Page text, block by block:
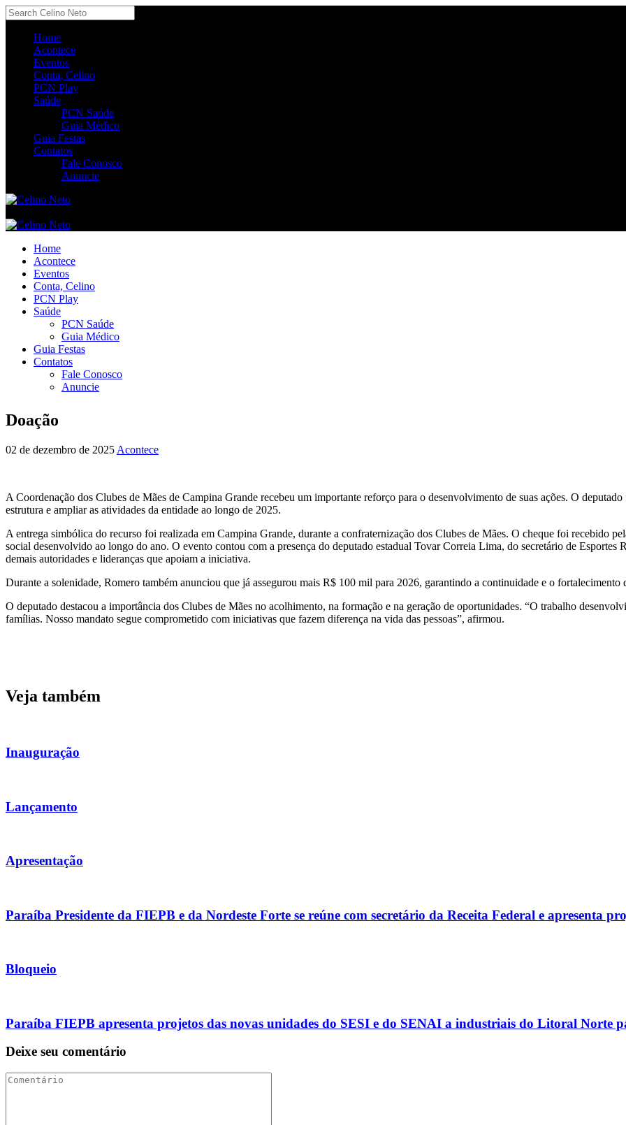
Home
Acontece
Eventos
Conta, Celino
PCN Play
Saúde
PCN Saúde
Guia Médico
Guia Festas
Contatos
Fale Conosco
Anuncie
Home
Acontece
Eventos
Conta, Celino
PCN Play
Saúde
PCN Saúde
Guia Médico
Guia Festas
Contatos
Fale Conosco
Anuncie
Doação
02 de dezembro de 2025 Acontece
A Coordenação dos Clubes de Mães de Campina Grande recebeu um importante reforço para o desenvolvimento de suas ações. O
estrutura e ampliar as atividades da entidade ao longo de 2025.
A entrega simbólica do recurso foi realizada em Campina Grande, durante a confraternização dos Clubes de Mães. O cheque foi recebido
social desenvolvido ao longo do ano. O evento contou com a presença do deputado estadual Tovar Correia Lima, do secretário de
demais autoridades e lideranças que apoiam a iniciativa.
Durante a solenidade, Romero também anunciou que já assegurou mais R$ 100 mil para 2026, garantindo a continuidade e o fortalecimento
O deputado destacou a importância dos Clubes de Mães no acolhimento, na formação e na geração de oportunidades. “O trabalho
famílias. Nosso mandato segue comprometido com iniciativas que fazem diferença na vida das pessoas”, afirmou.
Veja também
Inauguração
Lançamento
Apresentação
Paraíba Presidente da FIEPB e da Nordeste Forte se reúne com secretário da Receita Federal e apresenta
Bloqueio
Paraíba FIEPB apresenta projetos das novas unidades do SESI e do SENAI a industriais do Litoral Norte
Deixe seu comentário